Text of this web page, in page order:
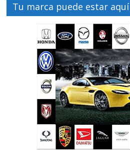
Tu marca puede estar aquí